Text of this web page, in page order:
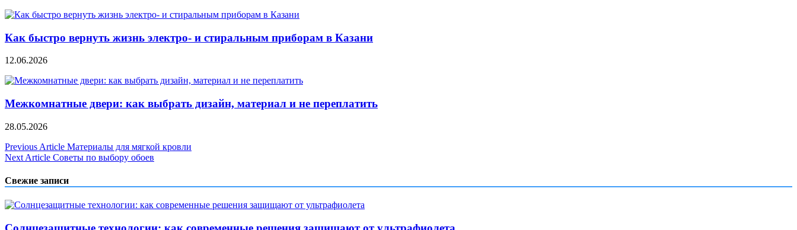
Как быстро вернуть жизнь электро- и стиральным приборам в Казани
12.06.2026
Межкомнатные двери: как выбрать дизайн, материал и не переплатить
28.05.2026
Навигация
по
записям
Previous Article Материалы для мягкой кровли
Next Article Советы по выбору обоев
Свежие записи